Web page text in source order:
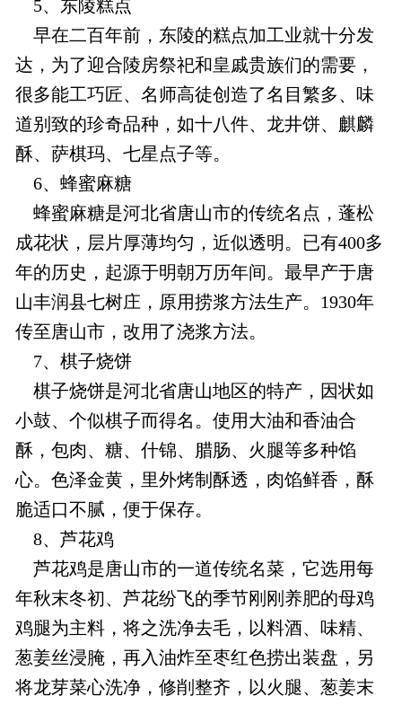
5、东陵糕点
早在二百年前，东陵的糕点加工业就十分发
达，为了迎合陵房祭祀和皇戚贵族们的需要，
很多能工巧匠、名师高徒创造了名目繁多、味
道别致的珍奇品种，如十八件、龙井饼、麒麟
酥、萨棋玛、七星点子等。
6、蜂蜜麻糖
蜂蜜麻糖是河北省唐山市的传统名点，蓬松
成花状，层片厚薄均匀，近似透明。已有400多
年的历史，起源于明朝万历年间。最早产于唐
山丰润县七树庄，原用捞浆方法生产。1930年
传至唐山市，改用了浇浆方法。
7、棋子烧饼
棋子烧饼是河北省唐山地区的特产，因状如
小鼓、个似棋子而得名。使用大油和香油合
酥，包肉、糖、什锦、腊肠、火腿等多种馅
心。色泽金黄，里外烤制酥透，肉馅鲜香，酥
脆适口不腻，便于保存。
8、芦花鸡
芦花鸡是唐山市的一道传统名菜，它选用每
年秋末冬初、芦花纷飞的季节刚刚养肥的母鸡
鸡腿为主料，将之洗净去毛，以料酒、味精、
葱姜丝浸腌，再入油炸至枣红色捞出装盘，另
将龙芽菜心洗净，修削整齐，以火腿、葱姜末